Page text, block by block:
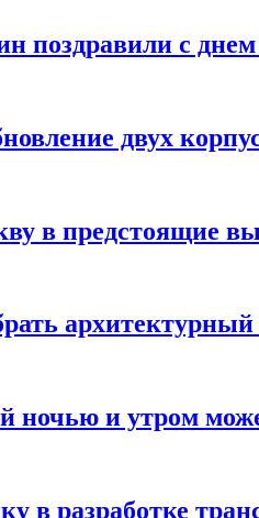
поздравили с
двух
в предстоящие
ночью и утром
в разработке